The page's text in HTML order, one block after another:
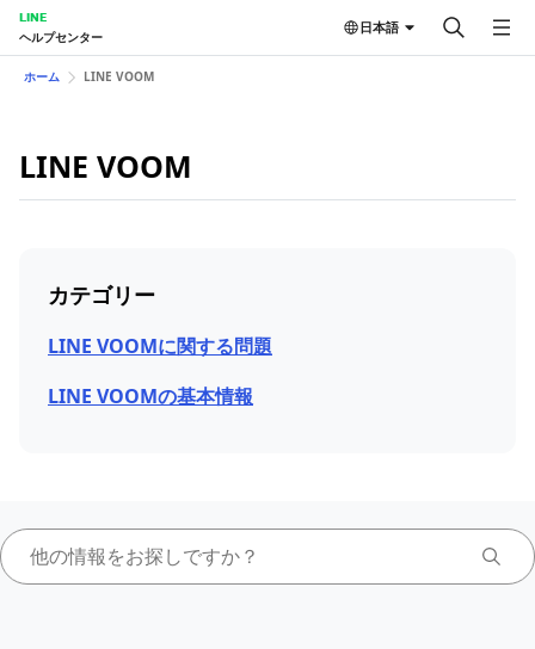
LINE
ヘルプセンター
日本語
ホーム LINE VOOM
LINE VOOM
カテゴリー
LINE VOOMに関する問題
LINE VOOMの基本情報